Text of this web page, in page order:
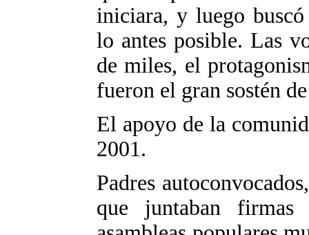
iniciara, y luego
lo antes posible. Las
de miles, el
fueron el gran sostén
El apoyo de la
2001.
Padres
que juntaban firmas